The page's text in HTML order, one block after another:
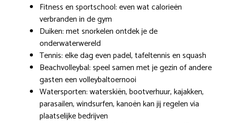
Fitness en sportschool: even wat calorieën
verbranden in de gym
Duiken: met snorkelen ontdek je de
onderwaterwereld
Tennis: elke dag even padel, tafeltennis en squash
Beachvolleybal: speel samen met je gezin of andere
gasten een volleybaltoernooi
Watersporten: waterskiën, bootverhuur, kajakken,
parasailen, windsurfen, kanoën kan jij regelen via
plaatselijke bedrijven